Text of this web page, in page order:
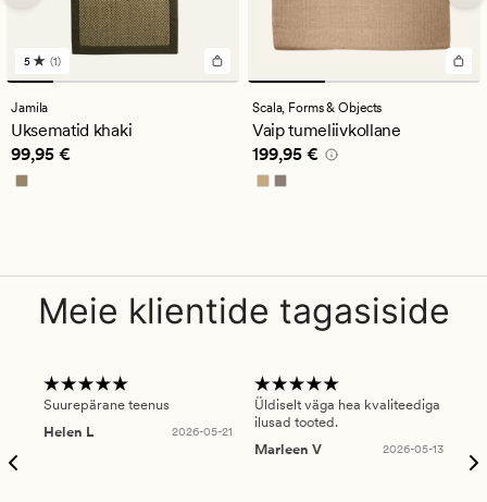
1
arvustust
keskmise
hinnanguga
5
5 (1)
Jamila
Uksematid khaki
Pris_ee
99,95 €
Scala, Forms & Objects
Vaip tumeliivkollane
Pris_ee 199,95 €
199,95 €
Meie klientide tagasiside
Suurepärane teenus
Helen L
2026-05-21
Üldiselt väga hea kvaliteediga
ilusad tooted.
Marleen V
2026-05-13